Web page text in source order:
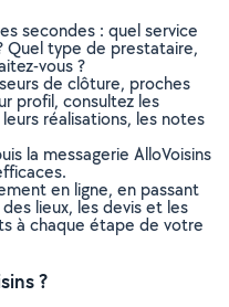
secondes : quel service
Quel type de prestataire,
vous ?
de clôture, proches
profil, consultez les
réalisations, les notes
la messagerie AlloVoisins
en ligne, en passant
lieux, les devis et les
à chaque étape de votre
?